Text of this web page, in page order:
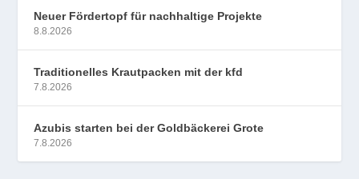
Neuer Fördertopf für nachhaltige Projekte
8.8.2026
Traditionelles Krautpacken mit der kfd
7.8.2026
Azubis starten bei der Goldbäckerei Grote
7.8.2026